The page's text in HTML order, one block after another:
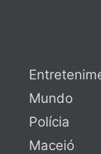
Mundo
Polícia
Maceió